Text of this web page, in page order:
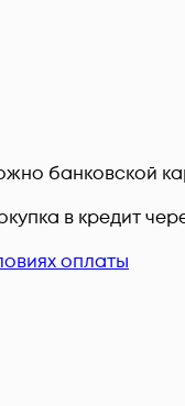
банковской
в кредит
оплаты